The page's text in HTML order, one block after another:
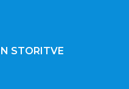
STORITVE